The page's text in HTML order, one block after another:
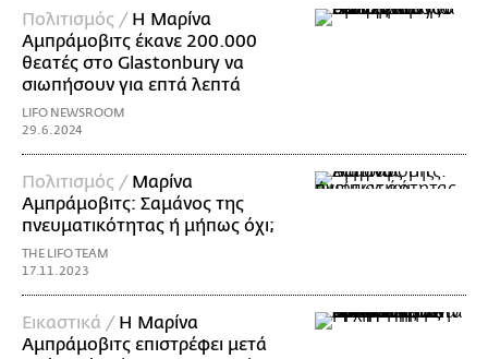
Πολιτισμός / Η Μαρίνα
Αμπράμοβιτς έκανε 200.000
θεατές στο Glastonbury να
σιωπήσoυν για επτά λεπτά
LIFO NEWSROOM
29.6.2024
Πολιτισμός / Μαρίνα
Αμπράμοβιτς: Σαμάνος της
πνευματικότητας ή μήπως όχι;
THE LIFO TEAM
17.11.2023
Εικαστικά / Η Μαρίνα
Αμπράμοβιτς επιστρέφει μετά